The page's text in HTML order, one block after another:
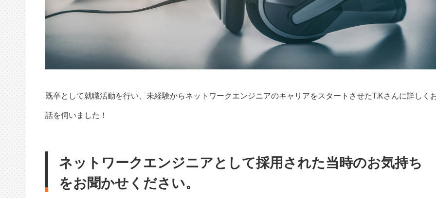
既卒として就職活動を行い、未経験からネットワークエンジニアのキャリアをスタートさせたT.Kさんに詳しく
話を伺いました！
ネットワークエンジニアとして採用された当時のお気持ち
をお聞かせください。